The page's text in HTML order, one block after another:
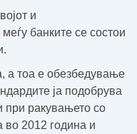
и
банките се состои
а тоа е обезбедување
ја подобрува
при ракувањето со
во 2012 година и